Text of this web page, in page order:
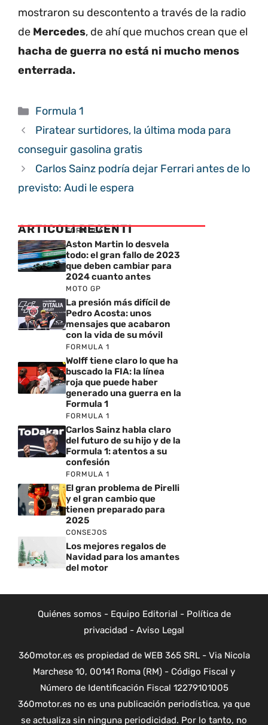
mostraron su descontento a través de la radio
de Mercedes, de ahí que muchos crean que el
hacha de guerra no está ni mucho menos
enterrada.
Categorías
Formula 1
Piratear surtidores, la última moda para
conseguir gasolina gratis
Carlos Sainz podría dejar Ferrari antes de lo
previsto: Audi le espera
ARTICOLI RECENTI
FORMULA 1
Aston Martin lo desvela
todo: el gran fallo de 2023
que deben cambiar para
2024 cuanto antes
MOTO GP
La presión más difícil de
Pedro Acosta: unos
mensajes que acabaron
con la vida de su móvil
FORMULA 1
Wolff tiene claro lo que ha
buscado la FIA: la línea
roja que puede haber
generado una guerra en la
Formula 1
FORMULA 1
Carlos Sainz habla claro
del futuro de su hijo y de la
Formula 1: atentos a su
confesión
FORMULA 1
El gran problema de Pirelli
y el gran cambio que
tienen preparado para
2025
CONSEJOS
Los mejores regalos de
Navidad para los amantes
del motor
Quiénes somos - Equipo Editorial - Política de
privacidad - Aviso Legal
360motor.es es propiedad de WEB 365 SRL - Via Nicola
Marchese 10, 00141 Roma (RM) - Código Fiscal y
Número de Identificación Fiscal 12279101005
360motor.es no es una publicación periodística, ya que
se actualiza sin ninguna periodicidad. Por lo tanto, no